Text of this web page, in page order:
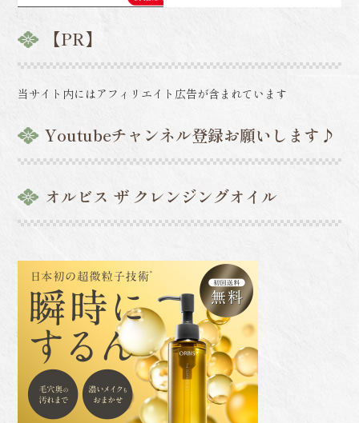
【PR】
当サイト内にはアフィリエイト広告が含まれています
Youtubeチャンネル登録お願いします♪
オルビス ザ クレンジングオイル